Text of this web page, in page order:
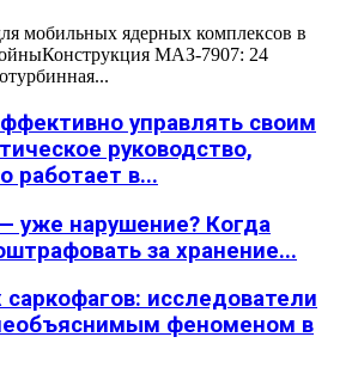
мобильных ядерных комплексов в
МАЗ-7907: 24
управлять своим
руководство,
работает в...
уже нарушение? Когда
за хранение...
исследователи
феноменом в